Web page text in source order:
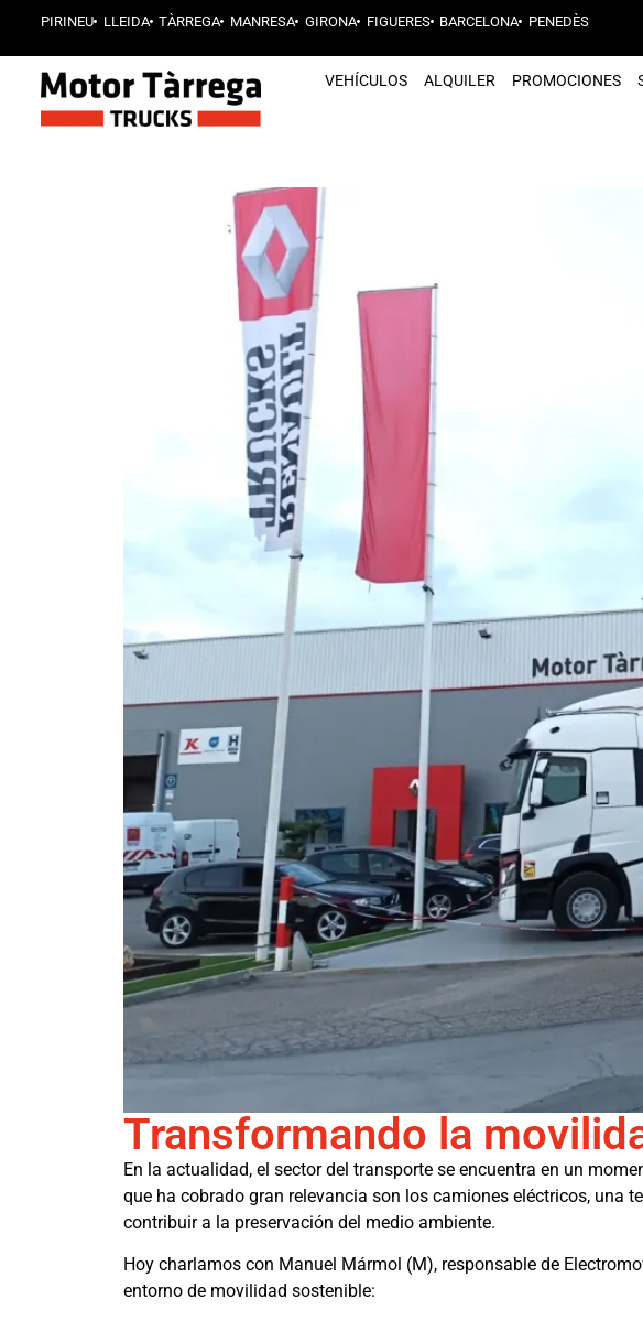
PIRINEU LLEIDA TÀRREGA MANRESA GIRONA FIGUERES BARCELONA PENEDÈS
VEHÍCULOS ALQUILER PROMOCIONES
Transformando la
En la actualidad, el sector del transporte se encuentra en un
que ha cobrado gran relevancia son los camiones eléctricos, una
contribuir a la preservación del medio ambiente.
Hoy charlamos con Manuel Mármol (M), responsable de
entorno de movilidad sostenible: